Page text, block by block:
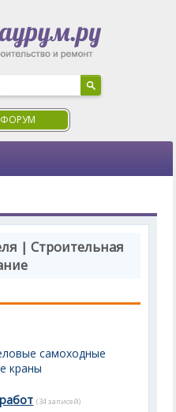
| Строительная
самоходные
краны
(34 записей)